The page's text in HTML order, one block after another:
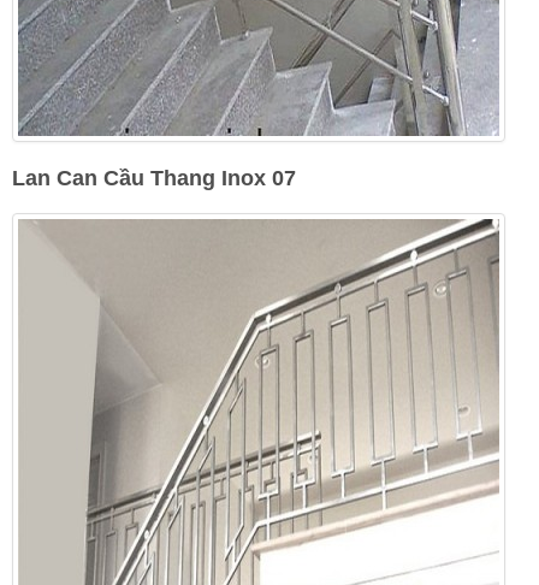
Lan Can Cầu Thang Inox 07